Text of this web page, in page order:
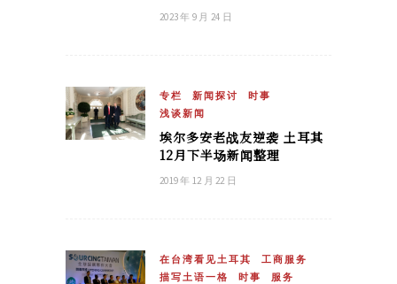
2023 年 9 月 24 日
专栏 新闻探讨
时事
浅谈新闻
埃尔多安老战友逆袭 土耳其
12月下半场新闻整理
2019 年 12 月 22 日
在台湾看见土耳其
工商服务
描写土语一格
时事
服务